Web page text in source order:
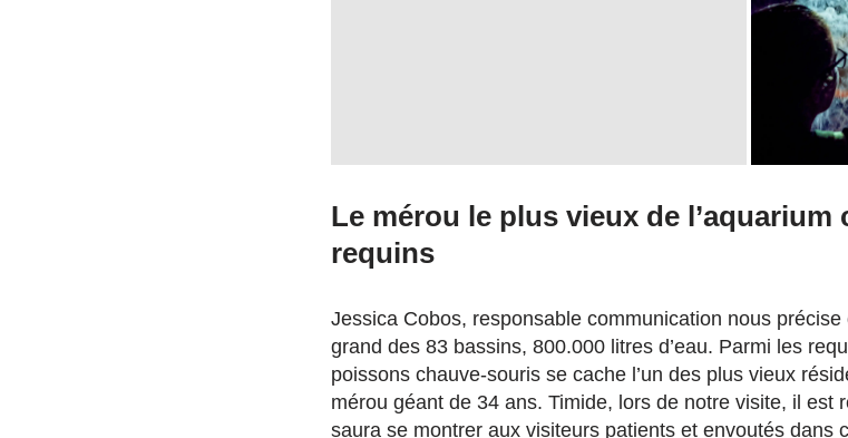
Le mérou le plus vieux de l’aquarium
requins
Jessica Cobos, responsable communication nous
grand des 83 bassins, 800.000 litres d’eau. Parmi les
poissons chauve-souris se cache l’un des plus vieux
mérou géant de 34 ans. Timide, lors de notre visite, il est
saura se montrer aux visiteurs patients et envoutés dans